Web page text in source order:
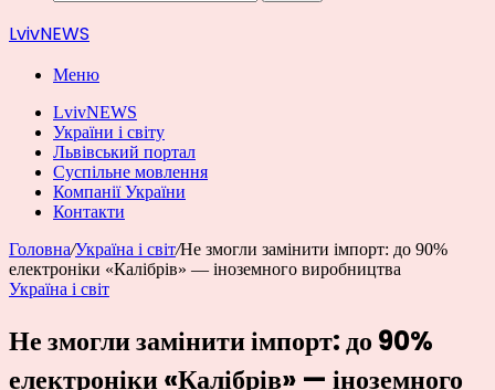
LvivNEWS
Меню
LvivNEWS
України і світу
Львівський портал
Суспільне мовлення
Компанії України
Контакти
Головна/Україна і світ/Не змогли замінити імпорт: до 90%
електроніки «Калібрів» — іноземного виробництва
Україна і світ
Не змогли замінити імпорт: до 90%
електроніки «Калібрів» — іноземного